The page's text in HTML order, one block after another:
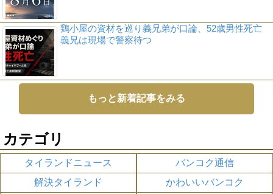
鶏小屋の資材を巡り義兄弟が口論、52歳男性死亡
義兄は現場で警察待つ
もっと新着記事をみる
カテゴリ
タイランドニュース
バンコク通信
解決タイランド
かわいいバンコク